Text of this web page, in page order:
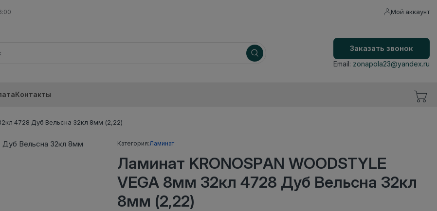
Мой аккаунт
Заказать звонок
Email: zonapola23@yandex.ru
Контакты
4728 Дуб Вельсна 32кл 8мм (2,22)
Категория:Ламинат
Ламинат KRONOSPAN WOODSTYLE
VEGA 8мм 32кл 4728 Дуб Вельсна 32кл
8мм (2,22)